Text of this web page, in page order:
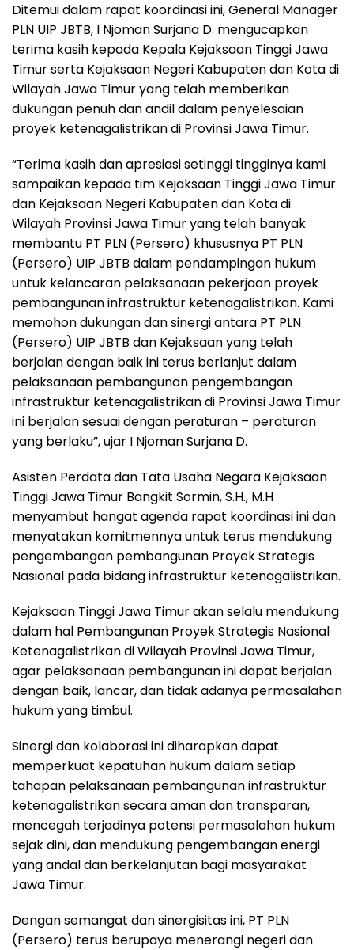
Ditemui dalam rapat koordinasi ini, General Manager
PLN UIP JBTB, I Njoman Surjana D. mengucapkan
terima kasih kepada Kepala Kejaksaan Tinggi Jawa
Timur serta Kejaksaan Negeri Kabupaten dan Kota di
Wilayah Jawa Timur yang telah memberikan
dukungan penuh dan andil dalam penyelesaian
proyek ketenagalistrikan di Provinsi Jawa Timur.
“Terima kasih dan apresiasi setinggi tingginya kami
sampaikan kepada tim Kejaksaan Tinggi Jawa Timur
dan Kejaksaan Negeri Kabupaten dan Kota di
Wilayah Provinsi Jawa Timur yang telah banyak
membantu PT PLN (Persero) khususnya PT PLN
(Persero) UIP JBTB dalam pendampingan hukum
untuk kelancaran pelaksanaan pekerjaan proyek
pembangunan infrastruktur ketenagalistrikan. Kami
memohon dukungan dan sinergi antara PT PLN
(Persero) UIP JBTB dan Kejaksaan yang telah
berjalan dengan baik ini terus berlanjut dalam
pelaksanaan pembangunan pengembangan
infrastruktur ketenagalistrikan di Provinsi Jawa Timur
ini berjalan sesuai dengan peraturan – peraturan
yang berlaku”, ujar I Njoman Surjana D.
Asisten Perdata dan Tata Usaha Negara Kejaksaan
Tinggi Jawa Timur Bangkit Sormin, S.H., M.H
menyambut hangat agenda rapat koordinasi ini dan
menyatakan komitmennya untuk terus mendukung
pengembangan pembangunan Proyek Strategis
Nasional pada bidang infrastruktur ketenagalistrikan.
Kejaksaan Tinggi Jawa Timur akan selalu mendukung
dalam hal Pembangunan Proyek Strategis Nasional
Ketenagalistrikan di Wilayah Provinsi Jawa Timur,
agar pelaksanaan pembangunan ini dapat berjalan
dengan baik, lancar, dan tidak adanya permasalahan
hukum yang timbul.
Sinergi dan kolaborasi ini diharapkan dapat
memperkuat kepatuhan hukum dalam setiap
tahapan pelaksanaan pembangunan infrastruktur
ketenagalistrikan secara aman dan transparan,
mencegah terjadinya potensi permasalahan hukum
sejak dini, dan mendukung pengembangan energi
yang andal dan berkelanjutan bagi masyarakat
Jawa Timur.
Dengan semangat dan sinergisitas ini, PT PLN
(Persero) terus berupaya menerangi negeri dan